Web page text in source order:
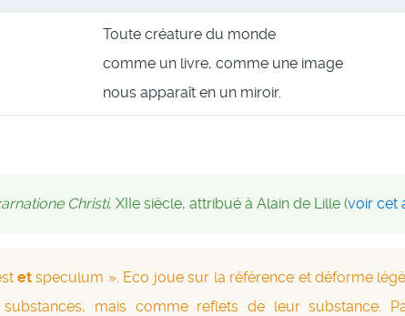
Toute créature du monde
comme un livre, comme une image
nous apparaît en un miroir.
Christi, XIIe siècle, attribué à Alain de Lille (voir cet
et speculum ». Eco joue sur la référence et déforme
mais comme reflets de leur substance.